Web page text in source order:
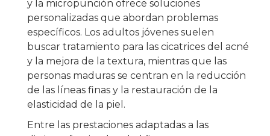
y la micropunción ofrece soluciones
personalizadas que abordan problemas
específicos. Los adultos jóvenes suelen
buscar tratamiento para las cicatrices del acné
y la mejora de la textura, mientras que las
personas maduras se centran en la reducción
de las líneas finas y la restauración de la
elasticidad de la piel.
Entre las prestaciones adaptadas a las